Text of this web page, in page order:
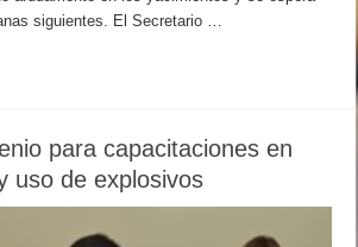
siguientes. El Secretario …
para capacitaciones en
uso de explosivos